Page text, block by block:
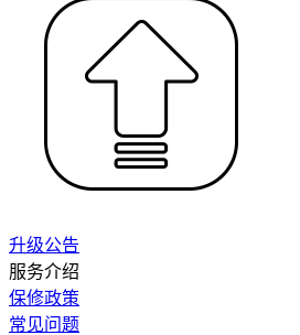
升级公告
服务介绍
保修政策
常见问题